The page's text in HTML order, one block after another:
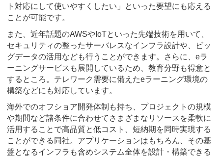
ト対応にして使いやすくしたい」といった要望にも応える
ことが可能です。
また、近年話題のAWSやIoTといった先端技術を用いて、
セキュリティの整ったサーバレスなインフラ設計や、ビッ
グデータの活用なども行うことができます。さらに、eラ
ーニングサービスも展開しているため、教育分野も得意と
するところ。テレワーク需要に備えたeラーニング環境の
構築などにも対応しています。
海外でのオフショア開発体制も持ち、プロジェクトの規模
や期間など諸条件に合わせてさまざまなリソースを柔軟に
活用することで高品質と低コスト、短納期を同時実現する
ことができる同社。アプリケーションはもちろん、その基
盤となるインフラも含めシステム全体を設計・構築できる